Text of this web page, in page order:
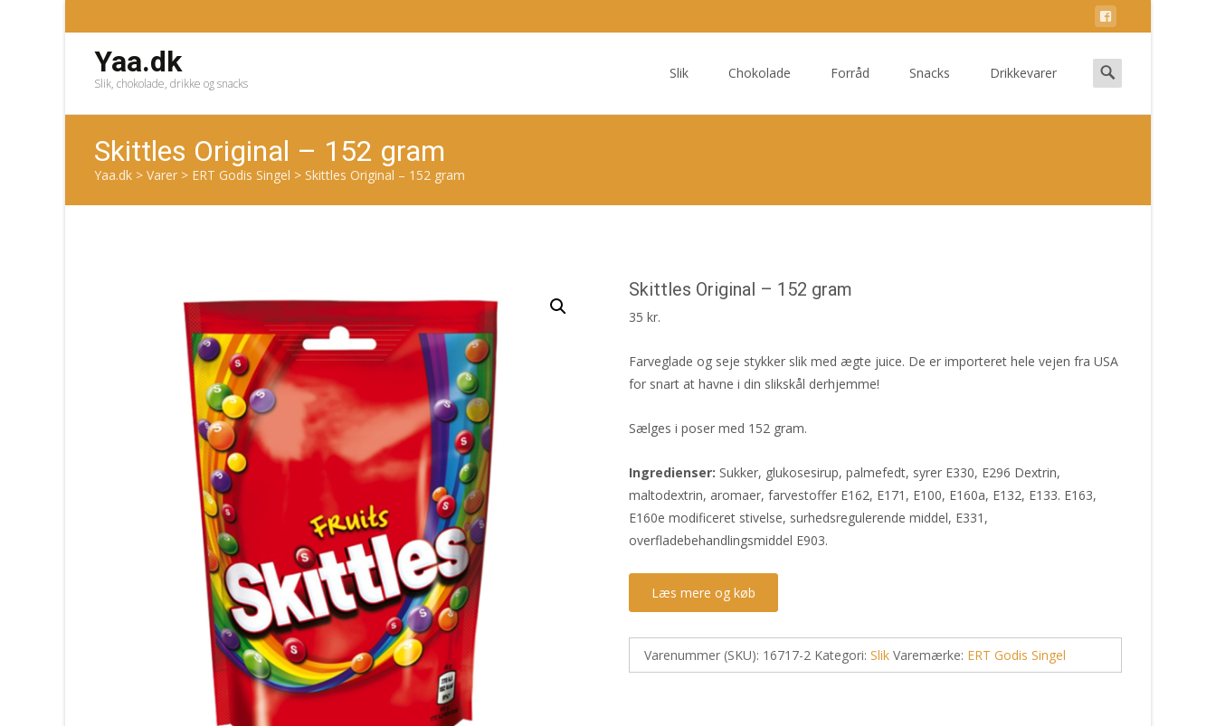
Yaa.dk
Slik, chokolade, drikke og snacks
Slik Chokolade Forråd Snacks Drikkevarer
Search
for:
Skittles Original – 152 gram
Yaa.dk > Varer > ERT Godis Singel > Skittles Original – 152 gram
Skittles Original – 152 gram
35 kr.
Farveglade og seje stykker slik med ægte juice. De er importeret hele vejen fra USA
for snart at havne i din slikskål derhjemme!
Sælges i poser med 152 gram.
Ingredienser: Sukker, glukosesirup, palmefedt, syrer E330, E296 Dextrin,
maltodextrin, aromaer, farvestoffer E162, E171, E100, E160a, E132, E133. E163,
E160e modificeret stivelse, surhedsregulerende middel, E331,
overfladebehandlingsmiddel E903.
Læs mere og køb
Varenummer (SKU): 16717-2 Kategori: Slik Varemærke: ERT Godis Singel